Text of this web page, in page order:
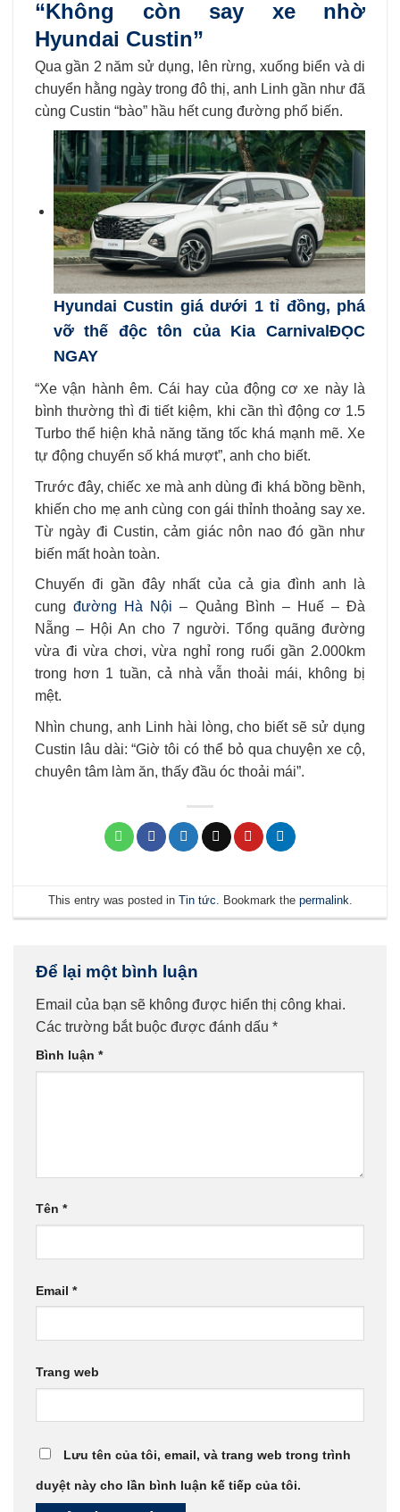
“Không còn say xe nhờ
Hyundai Custin”
Qua gần 2 năm sử dụng, lên rừng, xuống biển và di
chuyển hằng ngày trong đô thị, anh Linh gần như đã
cùng Custin “bào” hầu hết cung đường phổ biến.
Hyundai Custin giá dưới 1 tỉ đồng, phá
vỡ thế độc tôn của Kia Carnival ĐỌC
NGAY
“Xe vận hành êm. Cái hay của động cơ xe này là
bình thường thì đi tiết kiệm, khi cần thì động cơ 1.5
Turbo thể hiện khả năng tăng tốc khá mạnh mẽ. Xe
tự động chuyển số khá mượt”, anh cho biết.
Trước đây, chiếc xe mà anh dùng đi khá bồng bềnh,
khiến cho mẹ anh cùng con gái thỉnh thoảng say xe.
Từ ngày đi Custin, cảm giác nôn nao đó gần như
biến mất hoàn toàn.
Chuyến đi gần đây nhất của cả gia đình anh là
cungđường Hà Nội – Quảng Bình – Huế – Đà
Nẵng – Hội An cho 7 người. Tổng quãng đường
vừa đi vừa chơi, vừa nghỉ rong ruổi gần 2.000km
trong hơn 1 tuần, cả nhà vẫn thoải mái, không bị
mệt.
Nhìn chung, anh Linh hài lòng, cho biết sẽ sử dụng
Custin lâu dài: “Giờ tôi có thể bỏ qua chuyện xe cộ,
chuyên tâm làm ăn, thấy đầu óc thoải mái”.
This entry was posted in Tin tức . Bookmark the permalink
Để lại một bình luận
Email của bạn sẽ không được hiển thị công khai.
Các trường bắt buộc được đánh dấu *
Bình luận *
Tên *
Email *
Trang web
Lưu tên của tôi, email, và trang web trong trình
duyệt này cho lần bình luận kế tiếp của tôi.